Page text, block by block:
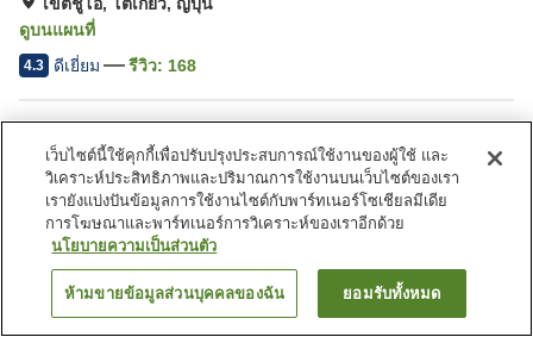
ดูบนแผนที่
4.3 ดีเยี่ยม รีวิว: 168
บริการส่งสินค้า บริการโทรปลุก
หน้าแรก ญี่ปุ่น โตเกียว เขตชูโอ Hotel Axas Nihonbashi
ค้นหาห้องพัก
เว็บไซต์นี้ใช้คุกกี้เพื่อปรับปรุงประสบการณ์ใช้งานของผู้ใช้ และ
วิเคราะห์ประสิทธิภาพและปริมาณการใช้งานบนเว็บไซต์ของเรา
เรายังแบ่งปันข้อมูลการใช้งานไซต์กับพาร์ทเนอร์โซเชียลมีเดีย
การโฆษณาและพาร์ทเนอร์การวิเคราะห์ของเราอีกด้วย
นโยบายความเป็นส่วนตัว
ห้ามขายข้อมูลส่วนบุคคลของฉัน ยอมรับทั้งหมด